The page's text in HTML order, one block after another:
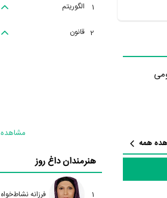
همه
1 الگوریتم
2 قانون
مشاهده 20 اثر داغ روز
هنرمندان داغ روز
1 فرزانه نشاط‌خواه